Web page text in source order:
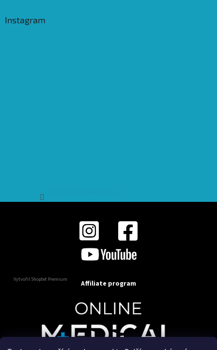
Instagram
Vytvořil Shoptet Premium Affiliate program